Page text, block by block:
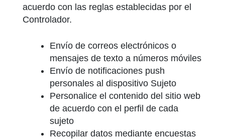
acuerdo con las reglas establecidas por el
Controlador.
Envío de correos electrónicos o
mensajes de texto a números móviles
Envío de notificaciones push
personales al dispositivo Sujeto
Personalice el contenido del sitio web
de acuerdo con el perfil de cada
sujeto
Recopilar datos mediante encuestas